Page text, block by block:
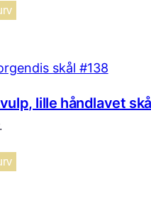
lille håndlavet